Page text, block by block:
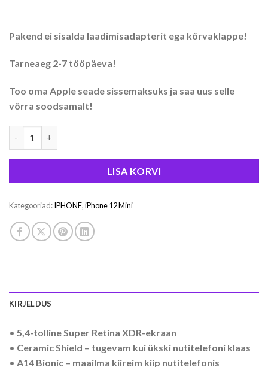
Pakend ei sisalda laadimisadapterit ega kõrvaklappe!
Tarneaeg 2-7 tööpäeva!
Too oma Apple seade sissemaksuks ja saa uus selle
võrra soodsamalt!
LISA KORVI
Kategooriad:IPHONE,iPhone 12 Mini
KIRJELDUS
• 5,4-tolline Super Retina XDR-ekraan
• Ceramic Shield – tugevam kui ükski nutitelefoni klaas
• A14 Bionic – maailma kiireim kiip nutitelefonis